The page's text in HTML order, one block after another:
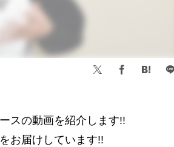
スの動画を紹介します!!
お届けしています!!